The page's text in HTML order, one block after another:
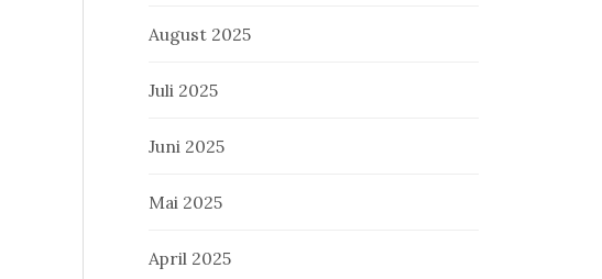
August 2025
Juli 2025
Juni 2025
Mai 2025
April 2025